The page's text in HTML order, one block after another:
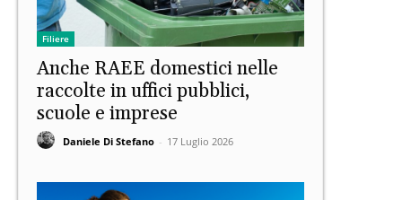
Filiere
Anche RAEE domestici nelle
raccolte in uffici pubblici,
scuole e imprese
Daniele Di Stefano - 17 Luglio 2026